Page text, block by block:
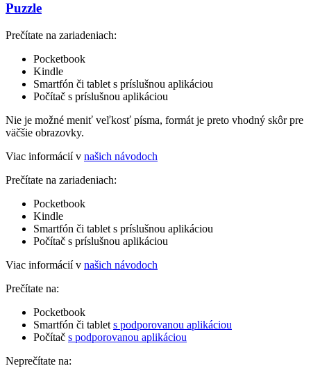
Puzzle
Prečítate na zariadeniach:
Pocketbook
Kindle
Smartfón či tablet s príslušnou aplikáciou
Počítač s príslušnou aplikáciou
Nie je možné meniť veľkosť písma, formát je preto vhodný skôr pre
väčšie obrazovky.
Viac informácií v našich návodoch
Prečítate na zariadeniach:
Pocketbook
Kindle
Smartfón či tablet s príslušnou aplikáciou
Počítač s príslušnou aplikáciou
Viac informácií v našich návodoch
Prečítate na:
Pocketbook
Smartfón či tablet s podporovanou aplikáciou
Počítač s podporovanou aplikáciou
Neprečítate na: